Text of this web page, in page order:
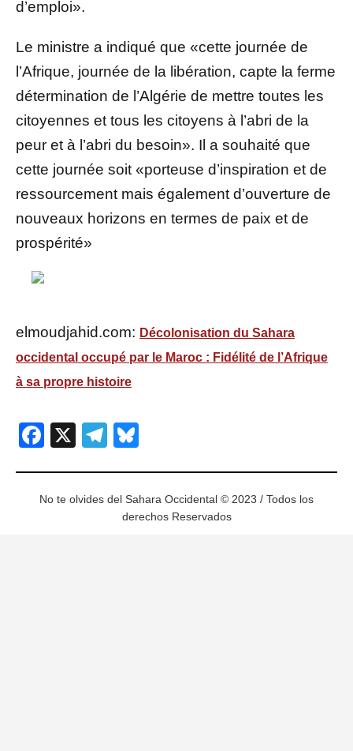
d’emploi».
Le ministre a indiqué que «cette journée de
l’Afrique, journée de la libération, capte la ferme
détermination de l’Algérie de mettre toutes les
citoyennes et tous les citoyens à l’abri de la
peur et à l’abri du besoin». Il a souhaité que
cette journée soit «porteuse d’inspiration et de
ressourcement mais également d’ouverture de
nouveaux horizons en termes de paix et de
prospérité»
elmoudjahid.com: Décolonisation du Sahara
occidental occupé par le Maroc : Fidélité de l’Afrique
à sa propre histoire
Facebook
X Telegram
No te olvides del Sahara Occidental © 2023 / Todos los
derechos Reservados